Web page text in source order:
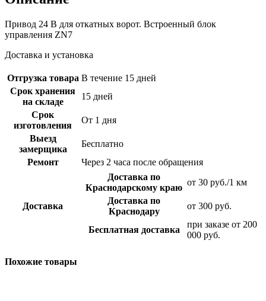
Привод 24 В для откатных ворот. Встроенный блок
управления ZN7
Доставка и установка
Отгрузка товара В течение 15 дней
Срок хранения
на складе
15 дней
Срок
изготовления
От 1 дня
Выезд
замерщика
Бесплатно
Ремонт
Через 2 часа после обращения
Доставка
Доставка по
Краснодарскому краю
от 30 руб./1 км
Доставка по
Краснодару
от 300 руб.
Бесплатная доставка
при заказе от 200
000 руб.
Похожие товары